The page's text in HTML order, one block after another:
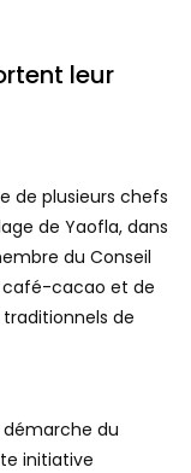
leur
de plusieurs chefs
de Yaofla, dans
du Conseil
café-cacao et de
de
du
initiative